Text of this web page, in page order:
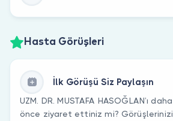
Hasta Görüşleri
İlk Görüşü Siz Paylaşın
UZM. DR. MUSTAFA HASOĞLAN’ı daha
önce ziyaret ettiniz mi? Görüşlerinizi